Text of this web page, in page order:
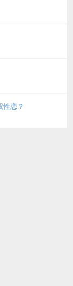
性恋？